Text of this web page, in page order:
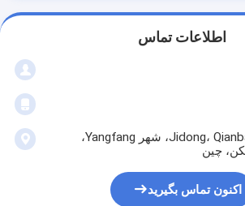
اطلاعات تماس
پارک صنعتی Jidong، Qianbaihujian، شهر Yangfang،
اکنون تماس بگیرید